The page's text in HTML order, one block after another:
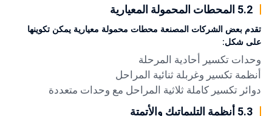
5.2 المحطات المحمولة المعيارية
تقدم بعض الشركات المصنعة محطات محمولة معيارية يمكن تكوينها
على شكل:
وحدات تكسير أحادية المرحلة
أنظمة تكسير وغربلة ثنائية المراحل
دوائر تكسير كاملة ثلاثية المراحل مع وحدات متعددة
5.3 أنظمة التليماتيك والأتمتة